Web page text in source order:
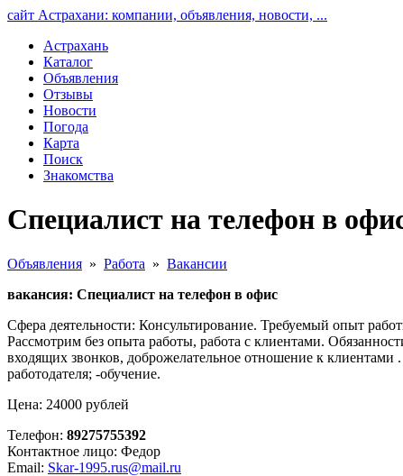
сайт Астрахани: компании, объявления, новости, ...
Астрахань
Каталог
Объявления
Отзывы
Новости
Погода
Карта
Поиск
Знакомства
Специалист на телефон в
Объявления » Работа » Вакансии
вакансия: Специалист на телефон в офис
Сфера деятельности: Консультирование. Требуемый опыт
Рассмотрим без опыта работы, работа с клиентами.
входящих звонков, доброжелательное отношение к
работодателя; -обучение.
Цена: 24000 рублей
Телефон: 89275755392
Контактное лицо: Федор
Email: Skar-1995.rus@mail.ru